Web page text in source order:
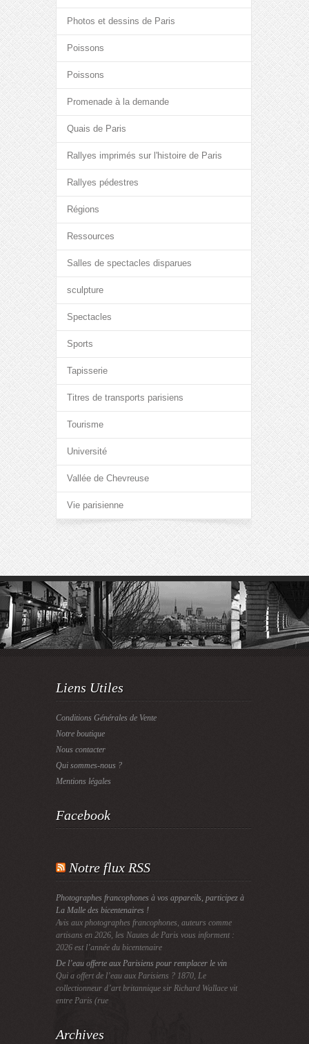
Photos et dessins de Paris
Poissons
Poissons
Promenade à la demande
Quais de Paris
Rallyes imprimés sur l'histoire de Paris
Rallyes pédestres
Régions
Ressources
Salles de spectacles disparues
sculpture
Spectacles
Sports
Tapisserie
Titres de transports parisiens
Tourisme
Université
Vallée de Chevreuse
Vie parisienne
Liens Utiles
Conditions Générales de Vente
Notre boutique
Nous contacter
Qui sommes-nous ?
Mentions légales
Facebook
Notre flux RSS
Photographes francophones à vos appareils, participez à
La Malle des bicentenaires !
Avis aux photographes francophones, auteurs comme
artisans en 2026, les Nautes de Paris vous informent :
2026 est l’année du bicentenaire
De l’eau offerte aux Parisiens pour remplacer le vin
Qui a offert de l’eau aux Parisiens ? 1870, Le
collectionneur d’art britannique sir Richard Wallace vit
entre Paris (rue
Archives